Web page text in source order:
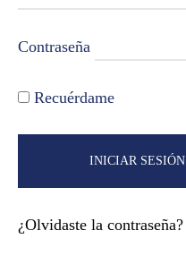
Contraseña
Recuérdame
INICIAR SESIÓN
¿Olvidaste la contraseña?